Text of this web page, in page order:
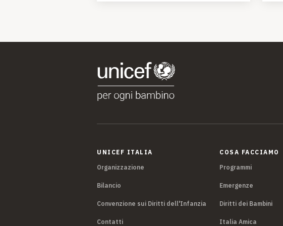
UNICEF ITALIA
Organizzazione
Bilancio
Convenzione sui Diritti dell'Infanzia
Contatti
COSA FACCIAMO
Programmi
Emergenze
Diritti dei Bambini
Italia Amica